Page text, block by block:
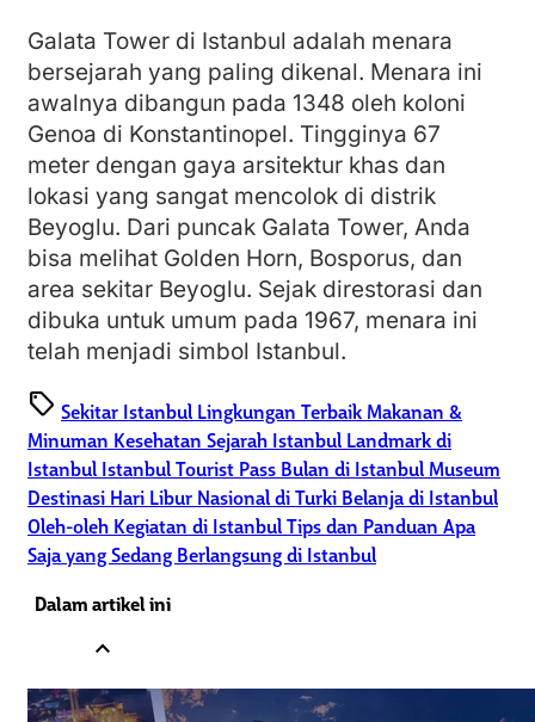
Galata Tower di Istanbul adalah menara
bersejarah yang paling dikenal. Menara ini
awalnya dibangun pada 1348 oleh koloni
Genoa di Konstantinopel. Tingginya 67
meter dengan gaya arsitektur khas dan
lokasi yang sangat mencolok di distrik
Beyoglu. Dari puncak Galata Tower, Anda
bisa melihat Golden Horn, Bosporus, dan
area sekitar Beyoglu. Sejak direstorasi dan
dibuka untuk umum pada 1967, menara ini
telah menjadi simbol Istanbul.
sell Sekitar Istanbul Lingkungan Terbaik Makanan &
Minuman Kesehatan Sejarah Istanbul Landmark di
Istanbul Istanbul Tourist Pass Bulan di Istanbul Museum
Destinasi Hari Libur Nasional di Turki Belanja di Istanbul
Oleh-oleh Kegiatan di IstanbulTips dan Panduan Apa
Saja yang Sedang Berlangsung di Istanbul
Dalam artikel ini
expand_less